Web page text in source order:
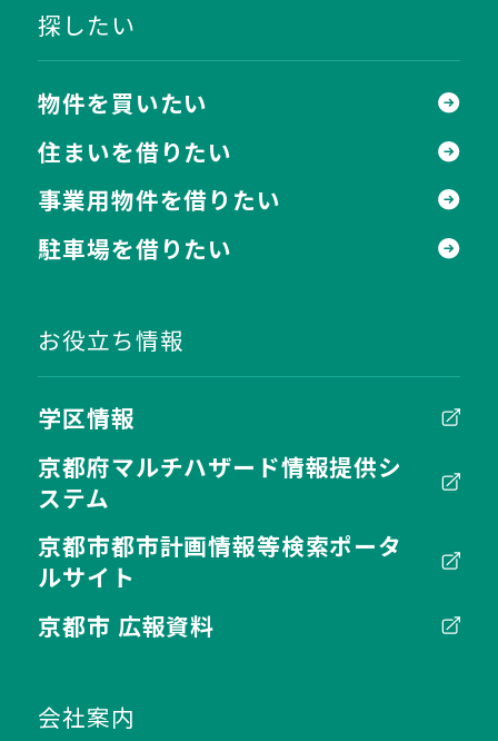
探したい
物件を買いたい
住まいを借りたい
事業用物件を借りたい
駐車場を借りたい
お役立ち情報
学区情報
京都府マルチハザード情報提供シ
ステム
京都市都市計画情報等検索ポータ
ルサイト
京都市 広報資料
会社案内